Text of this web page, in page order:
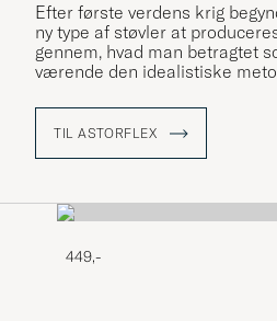
Efter første verdens krig
ny type af støvler at
gennem, hvad man betragtet
værende den idealistiske
Denne teknik har Astorflex
sig af siden 1984.
TIL ASTORFLEX
449,-